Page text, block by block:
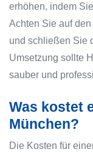
erhöhen, indem
Achten Sie auf
und schließen Sie
Umsetzung sollte
sauber und
Was kostet
München?
Die Kosten für